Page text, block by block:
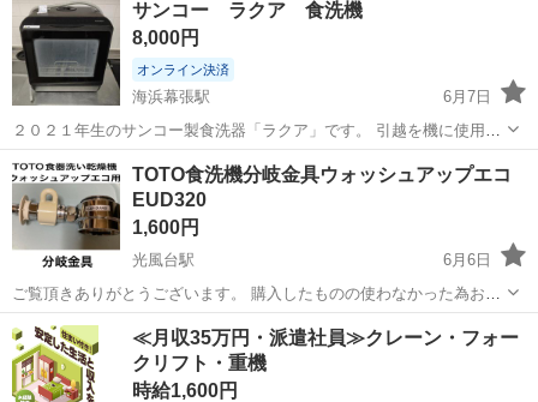
サンコー ラクア 食洗機
8,000円
オンライン決済
海浜幕張駅
6月7日
２０２１年生のサンコー製食洗器「ラクア」です。 引越を機に使用し
なくなりましたので出品します。 直近まで週１回程度稼働しており正
常に動いておりました。 小傷等ありますが大きな損傷などはありませ
ん。 メーカー：サン...
千葉 千葉市 海浜幕張駅 キッチン家電
TOTO食洗機分岐金具ウォッシュアップエコ
EUD320
1,600円
光風台駅
6月6日
ご覧頂きありがとうございます。 購入したものの使わなかった為お譲
りします。 CB-SXA6
千葉 市原市 光風台駅 キッチン家電 EUD
≪月収35万円・派遣社員≫クレーン・フォー
クリフト・重機
時給1,600円